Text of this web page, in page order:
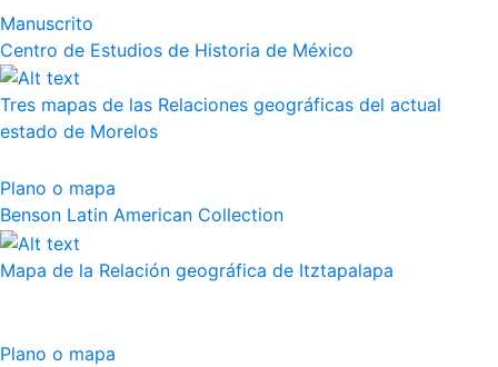
Manuscrito
Centro de Estudios de Historia de México
Tres mapas de las Relaciones geográficas del actual
estado de Morelos
Plano o mapa
Benson Latin American Collection
Mapa de la Relación geográfica de Itztapalapa
Plano o mapa